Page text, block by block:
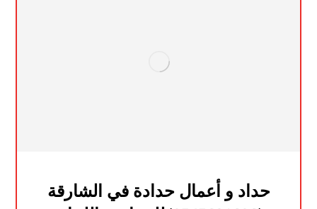
حداد و أعمال حدادة في الشارقة